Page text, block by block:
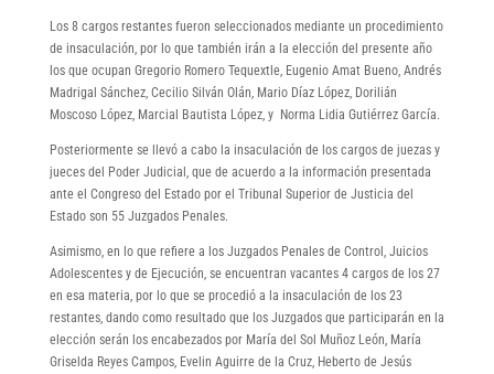
Los 8 cargos restantes fueron seleccionados mediante un procedimiento
de insaculación, por lo que también irán a la elección del presente año
los que ocupan Gregorio Romero Tequextle, Eugenio Amat Bueno, Andrés
Madrigal Sánchez, Cecilio Silván Olán, Mario Díaz López, Dorilián
Moscoso López, Marcial Bautista López, y Norma Lidia Gutiérrez García.
Posteriormente se llevó a cabo la insaculación de los cargos de juezas y
jueces del Poder Judicial, que de acuerdo a la información presentada
ante el Congreso del Estado por el Tribunal Superior de Justicia del
Estado son 55 Juzgados Penales.
Asimismo, en lo que refiere a los Juzgados Penales de Control, Juicios
Adolescentes y de Ejecución, se encuentran vacantes 4 cargos de los 27
en esa materia, por lo que se procedió a la insaculación de los 23
restantes, dando como resultado que los Juzgados que participarán en la
elección serán los encabezados por María del Sol Muñoz León, María
Griselda Reyes Campos, Evelin Aguirre de la Cruz, Heberto de Jesús